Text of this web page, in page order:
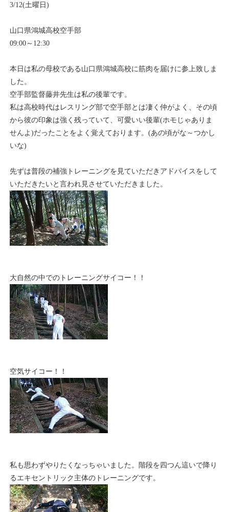
3/12(土曜日)
山口県鴻城高校空手部
09:00～12:30
本日は私の母校である山口県鴻城高校に筋肉を届けに参上致しま
した。
空手部監督藤井先生は私の後輩です。
私は高校時代はレスリング部で空手部とは凄く仲がよく、その頃
から彼の印象は強く残っていて、可愛いい後輩(ホモじゃありま
せんよ)だったことをよく覚えております。(あの頃がな～つかし
いな)
先ずは普段の補強トレーニングを見ていただきアドバイスをして
いただきたいと言われ見させていただきました。
大自然の中でのトレーニングサイコー！！
空気サイコー！！
私も思わずやりたくなっちゃいました。階段を四つん這いで降り
るエキセントリック主体のトレーニングです。